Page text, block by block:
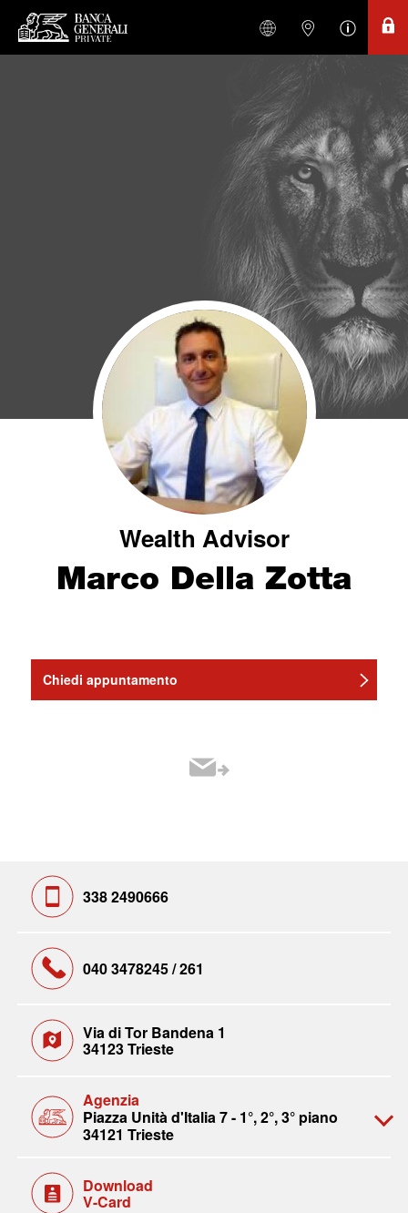
Wealth Advisor
Marco Della Zotta
Chiedi appuntamento
338 2490666
040 3478245 / 261
Via di Tor Bandena 1
34123 Trieste
Agenzia
Piazza Unità d'Italia 7 - 1°, 2°, 3° piano
34121 Trieste
Download
V-Card